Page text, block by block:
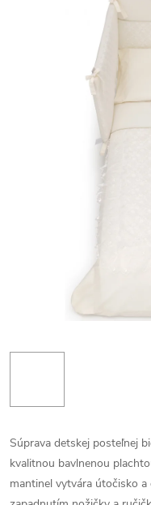
Súprava detskej posteľnej
kvalitnou bavlnenou
mantinel vytvára útočisko